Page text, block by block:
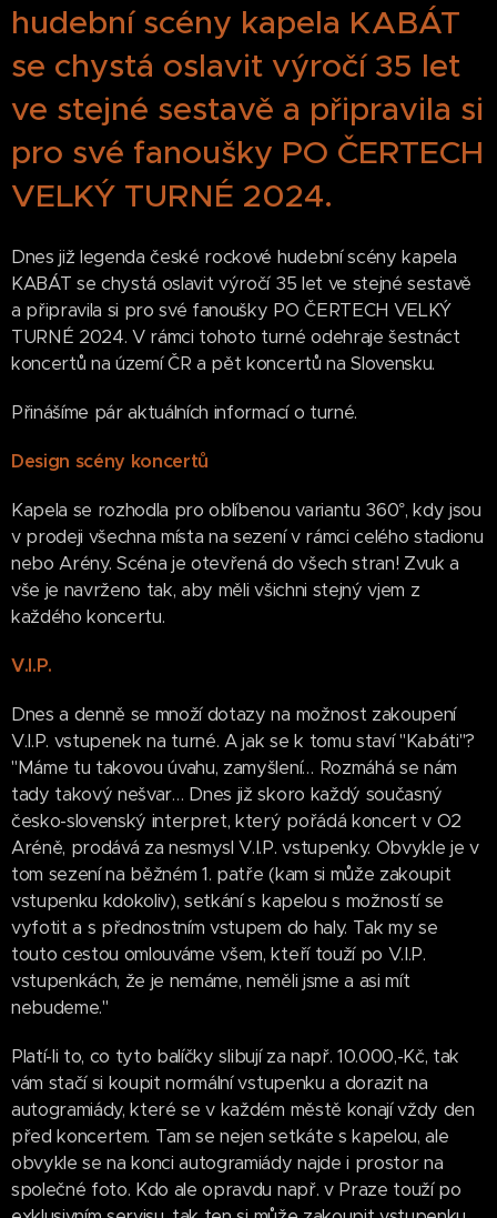
hudební scény kapela KABÁT
se chystá oslavit výročí 35 let
ve stejné sestavě a připravila si
pro své fanoušky PO ČERTECH
VELKÝ TURNÉ 2024.
Dnes již legenda české rockové hudební scény kapela
KABÁT se chystá oslavit výročí 35 let ve stejné sestavě
a připravila si pro své fanoušky PO ČERTECH VELKÝ
TURNÉ 2024. V rámci tohoto turné odehraje šestnáct
koncertů na území ČR a pět koncertů na Slovensku.
Přinášíme pár aktuálních informací o turné.
Design scény koncertů
Kapela se rozhodla pro oblíbenou variantu 360°, kdy jsou
v prodeji všechna místa na sezení v rámci celého stadionu
nebo Arény. Scéna je otevřená do všech stran! Zvuk a
vše je navrženo tak, aby měli všichni stejný vjem z
každého koncertu.
V.I.P.
Dnes a denně se množí dotazy na možnost zakoupení
V.I.P. vstupenek na turné. A jak se k tomu staví "Kabáti"?
"Máme tu takovou úvahu, zamyšlení… Rozmáhá se nám
tady takový nešvar… Dnes již skoro každý současný
česko-slovenský interpret, který pořádá koncert v O2
Aréně, prodává za nesmysl V.I.P. vstupenky. Obvykle je v
tom sezení na běžném 1. patře (kam si může zakoupit
vstupenku kdokoliv), setkání s kapelou s možností se
vyfotit a s přednostním vstupem do haly. Tak my se
touto cestou omlouváme všem, kteří touží po V.I.P.
vstupenkách, že je nemáme, neměli jsme a asi mít
nebudeme."
Platí-li to, co tyto balíčky slibují za např. 10.000,-Kč, tak
vám stačí si koupit normální vstupenku a dorazit na
autogramiády, které se v každém městě konají vždy den
před koncertem. Tam se nejen setkáte s kapelou, ale
obvykle se na konci autogramiády najde i prostor na
společné foto. Kdo ale opravdu např. v Praze touží po